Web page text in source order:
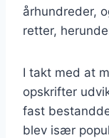
århundreder,
retter,
I takt med at
opskrifter
fast
blev især